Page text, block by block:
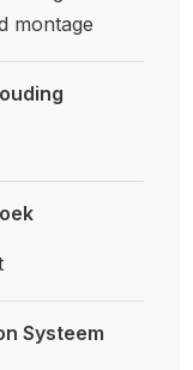
montage
Systeem